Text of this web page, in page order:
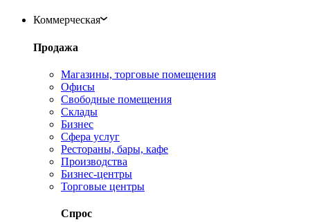
Коммерческая
Продажа
Магазины, торговые помещения
Офисы
Свободные помещения
Склады
Бизнес
Сфера услуг
Рестораны, бары, кафе
Производства
Бизнес-центры
Торговые центры
Спрос